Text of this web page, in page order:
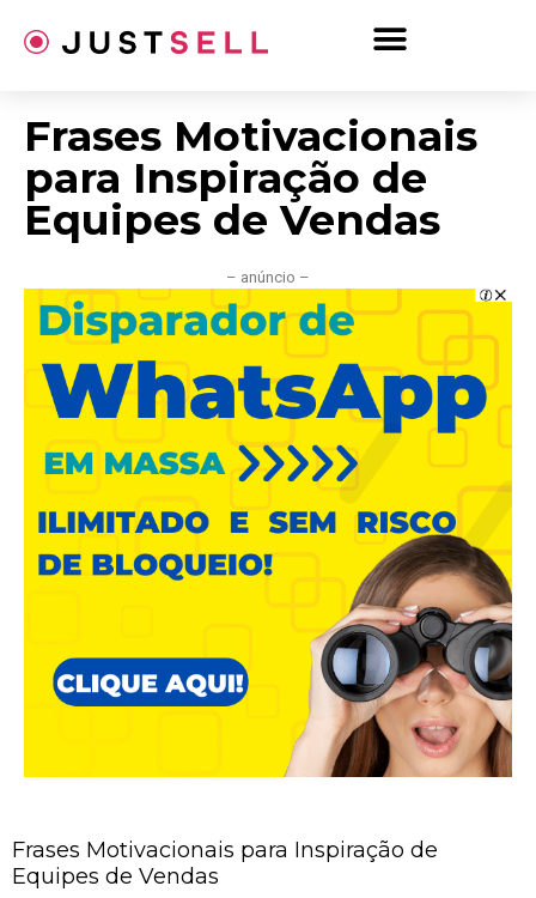
para
Frases Motivacionais
para Inspiração de
Equipes de Vendas
– anúncio –
Frases Motivacionais para Inspiração de
Equipes de Vendas